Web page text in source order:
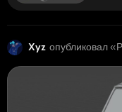
Xyz опубликовал